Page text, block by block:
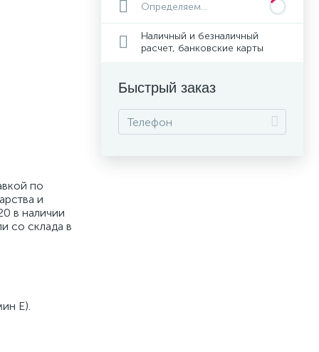
по
и
в наличии
со склада в
Е).
Определяем...
Наличный и безналичный
расчет, банковские карты
Быстрый заказ